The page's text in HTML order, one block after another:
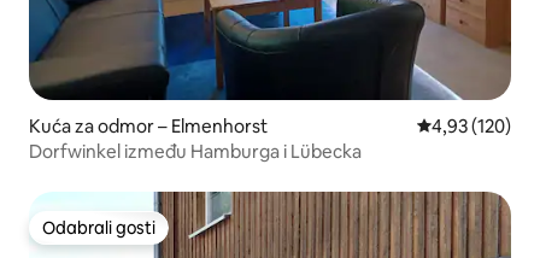
Kuća za odmor – Elmenhorst Prosječna
4,93 (120)
Dorfwinkel između Hamburga i Lübecka
Odabrali gosti
Odabrali gosti